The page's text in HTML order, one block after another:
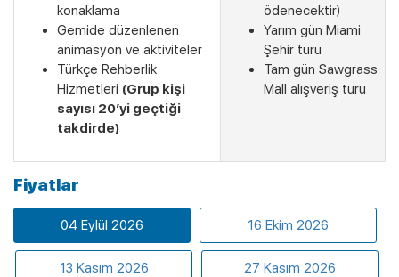
Son Kabinler
konaklama
Gemide düzenlenen
animasyon ve aktiviteler
Türkçe Rehberlik
Hizmetleri (Grup kişi
sayısı 20’yi geçtiği
takdirde)
ödenecektir)
Yarım gün Miami
Şehir turu
Tam gün Sawgrass
Mall alışveriş turu
Fiyatlar
04 Eylül 2026 16 Ekim 2026
13 Kasım 2026 27 Kasım 2026